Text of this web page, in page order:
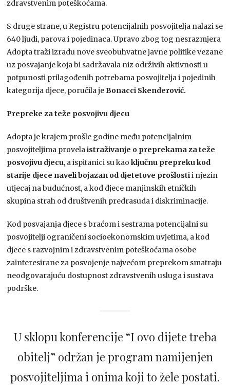
zdravstvenim poteškoćama.
S druge strane, u Registru potencijalnih posvojitelja nalazi se
640 ljudi, parova i pojedinaca. Upravo zbog tog nesrazmjera
Adopta traži izradu nove sveobuhvatne javne politike vezane
uz posvajanje koja bi sadržavala niz održivih aktivnosti u
potpunosti prilagođenih potrebama posvojitelja i pojedinih
kategorija djece, poručila jeBonacci Skenderović.
Prepreke za teže posvojivu djecu
Adopta je krajem prošle godine među potencijalnim
posvojiteljima provelaistraživanje o preprekama za teže
posvojivu djecu, a ispitanici su kaoključnu prepreku kod
starije djece naveli bojazan od djetetove prošlostii njezin
utjecaj na budućnost, a kod djece manjinskih etničkih
skupina strah od društvenih predrasuda i diskriminacije.
Kod posvajanja djece s braćom i sestrama potencijalni su
posvojitelji ograničeni socioekonomskim uvjetima, a kod
djece s razvojnim i zdravstvenim poteškoćama osobe
zainteresirane za posvojenje najvećom preprekom smatraju
neodgovarajuću dostupnost zdravstvenih usluga i sustava
podrške.
U sklopu konferencije “I ovo dijete treba
obitelj” održan je program namijenjen
posvojiteljima i onima koji to žele postati.